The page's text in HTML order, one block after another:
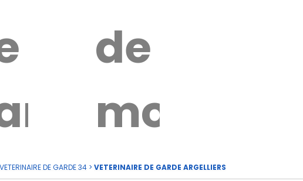
de
moi
VETERINAIRE DE GARDE 34 > VETERINAIRE DE GARDE ARGELLIERS